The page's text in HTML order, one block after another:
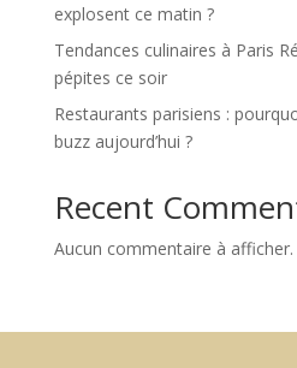
explosent ce matin ?
Tendances culinaires à Paris
pépites ce soir
Restaurants parisiens :
buzz aujourd’hui ?
Recent
Aucun commentaire à afficher.